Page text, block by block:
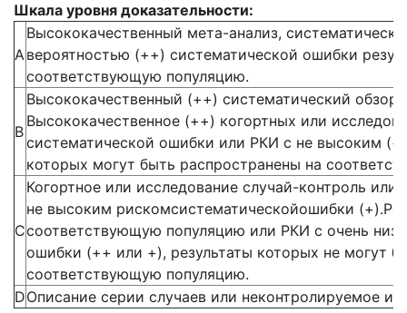
Шкала уровня доказательности:
А
Высококачественный мета-анализ,
вероятностью (++) систематической ошибки
соответствующую популяцию.
В
Высококачественный (++) систематический
Высококачественное (++) когортных или
систематической ошибки или РКИ с не высоким
которых могут быть распространены на
С
Когортное или исследование случай-контроль
не высоким рискомсистематическойошибки
соответствующую популяцию или РКИ с очень
ошибки (++ или +), результаты которых не могут
соответствующую популяцию.
DОписание серии случаев или неконтролируемое